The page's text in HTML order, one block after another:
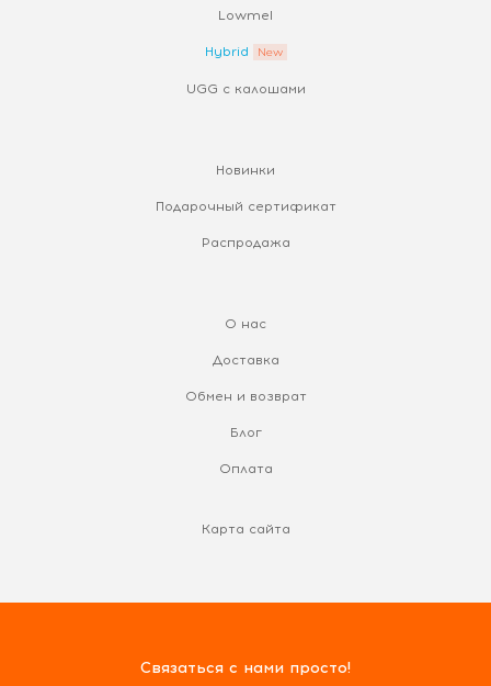
Lowmel
Hybrid
UGG с калошами
Новинки
Подарочный сертификат
Распродажа
О нас
Доставка
Обмен и возврат
Блог
Оплата
Карта сайта
Связаться с нами просто!